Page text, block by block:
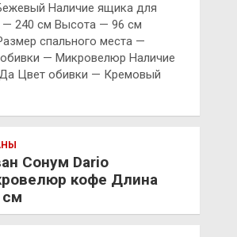
Наличие ящика для
240 см Высота — 96 см
спального места —
— Микровелюр Наличие
Цвет обивки — Кремовый
Сонум Dario
кофе Длина
см